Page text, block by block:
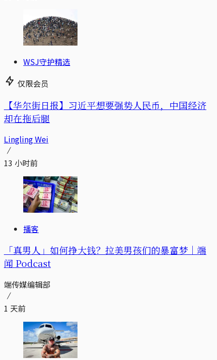
WSJ守护精选
仅限会员
【华尔街日报】习近平想要强势人民币，中国经济
却在拖后腿
Lingling Wei
13 小时前
播客
「真男人」如何挣大钱？拉美男孩们的暴富梦｜端
闻 Podcast
端传媒编辑部
1 天前